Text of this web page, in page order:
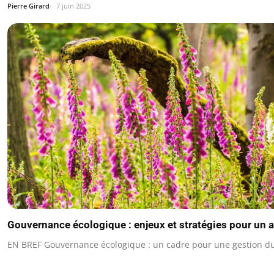
Pierre Girard 7 juin 2025
Gouvernance écologique : enjeux et stratégies pour un
EN BREF Gouvernance écologique : un cadre pour une gestion